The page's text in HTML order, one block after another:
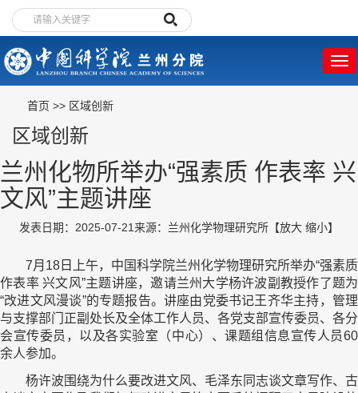
首页 >> 区域创新
区域创新
兰州化物所举办“强素质 作表率 兴
文风”主题讲座
发表日期：2025-07-21来源：兰州化学物理研究所 【放大 缩小】
7月18日上午，中国科学院兰州化学物理研究所举办“强素质
作表率 兴文风”主题讲座，邀请兰州大学杨许波副教授作了题为
“改进文风漫谈”的专题报告。讲座由党委书记王齐华主持，管理
与支撑部门正副处长及全体工作人员、各党支部宣传委员、各分
会宣传委员，以及各实验室（中心）、课题组信息宣传人员60
余人参加。
杨许波围绕为什么要改进文风、毛泽东同志谈文章写作、古